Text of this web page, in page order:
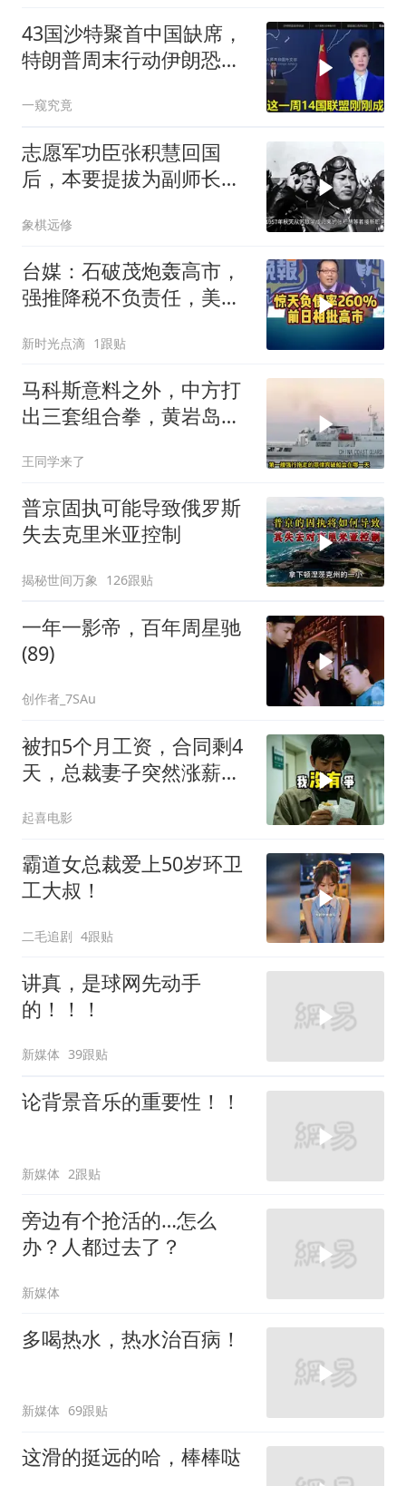
43国沙特聚首中国缺席，
特朗普周末行动伊朗恐遭
一窥究竟
志愿军功臣张积慧回国
后，本要提拔为副师长，
象棋远修
台媒：石破茂炮轰高市，
强推降税不负责任，美日
新时光点滴 1跟贴
马科斯意料之外，中方打
出三套组合拳，黄岩岛将
王同学来了
普京固执可能导致俄罗斯
失去克里米亚控制
揭秘世间万象 126跟贴
一年一影帝，百年周星驰
(89)
创作者_7SAu
被扣5个月工资，合同剩4
天，总裁妻子突然涨薪续
起喜电影
霸道女总裁爱上50岁环卫
工大叔！
二毛追剧 4跟贴
讲真，是球网先动手
的！！！
新媒体 39跟贴
论背景音乐的重要性！！
新媒体 2跟贴
旁边有个抢活的…怎么
办？人都过去了？
新媒体
多喝热水，热水治百病！
新媒体 69跟贴
这滑的挺远的哈，棒棒哒